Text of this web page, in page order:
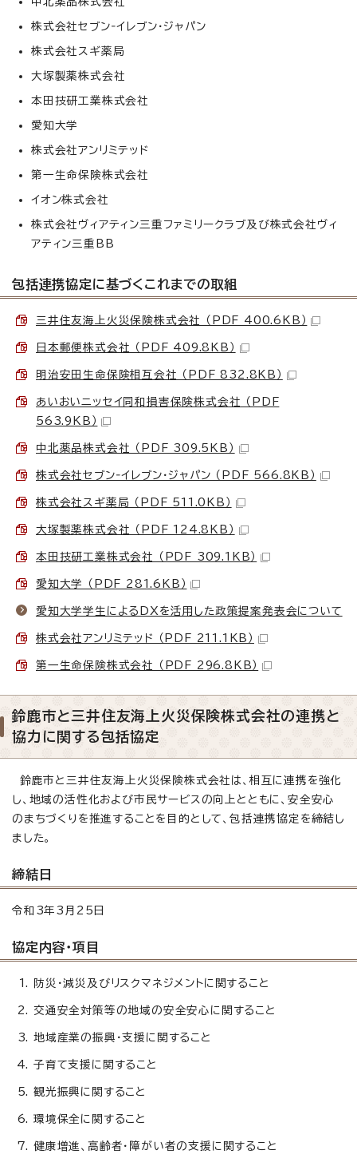
株式会社セブン‐イレブン・ジャパン
株式会社スギ薬局
大塚製薬株式会社
本田技研工業株式会社
愛知大学
株式会社アンリミテッド
第一生命保険株式会社
イオン株式会社
株式会社ヴィアティン三重ファミリークラブ及び株式会社ヴィ
アティン三重BB
包括連携協定に基づくこれまでの取組
三井住友海上火災保険株式会社 （PDF 400.6KB）
日本郵便株式会社 （PDF 409.8KB）
明治安田生命保険相互会社 （PDF 832.8KB）
あいおいニッセイ同和損害保険株式会社 （PDF
563.9KB）
中北薬品株式会社 （PDF 309.5KB）
株式会社セブン‐イレブン・ジャパン （PDF 566.8KB）
株式会社スギ薬局 （PDF 511.0KB）
大塚製薬株式会社 （PDF 124.8KB）
本田技研工業株式会社 （PDF 309.1KB）
愛知大学 （PDF 281.6KB）
愛知大学学生によるDXを活用した政策提案発表会について
株式会社アンリミテッド （PDF 211.1KB）
第一生命保険株式会社 （PDF 296.8KB）
鈴鹿市と三井住友海上火災保険株式会社の連携と
協力に関する包括協定
鈴鹿市と三井住友海上火災保険株式会社は、相互に連携を強化
し、地域の活性化および市民サービスの向上とともに、安全安心
のまちづくりを推進することを目的として、包括連携協定を締結し
ました。
締結日
令和3年3月25日
協定内容・項目
防災・減災及びリスクマネジメントに関すること
交通安全対策等の地域の安全安心に関すること
地域産業の振興・支援に関すること
子育て支援に関すること
観光振興に関すること
環境保全に関すること
健康増進、高齢者・障がい者の支援に関すること